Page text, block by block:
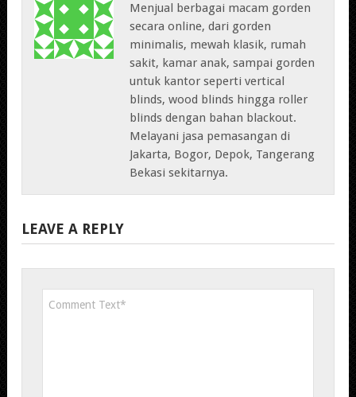
Menjual berbagai macam gorden
secara online, dari gorden
minimalis, mewah klasik, rumah
sakit, kamar anak, sampai gorden
untuk kantor seperti vertical
blinds, wood blinds hingga roller
blinds dengan bahan blackout.
Melayani jasa pemasangan di
Jakarta, Bogor, Depok, Tangerang
Bekasi sekitarnya.
LEAVE A REPLY